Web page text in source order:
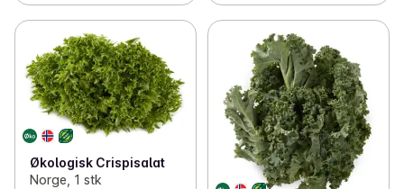
Økologisk Crispisalat
Norge, 1 stk